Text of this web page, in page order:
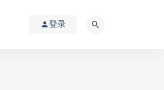
登录